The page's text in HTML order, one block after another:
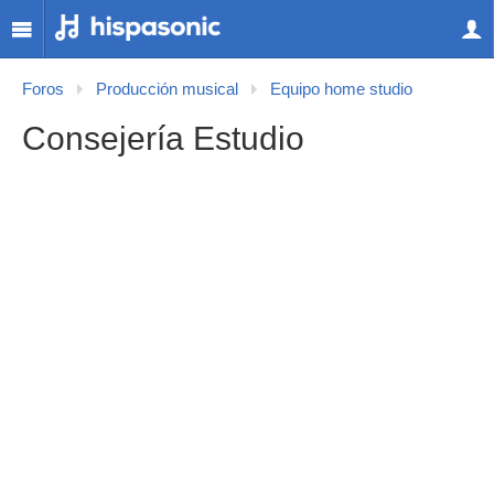
Foros Producción musical Equipo home studio
Consejería Estudio